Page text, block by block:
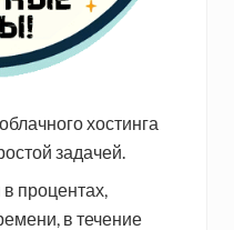
хостинга
задачей.
процентах,
в течение